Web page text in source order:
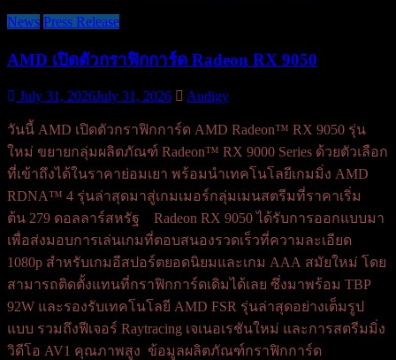
News Press Release
AMD เปิดตัวกราฟิกการ์ด Radeon RX 9050
July 31, 2026July 31, 2026 Audigy
วันนี้ AMD เปิดตัวกราฟิกการ์ด AMD Radeon™ RX 9050 รุ่น
ใหม่ ขยายกลุ่มผลิตภัณฑ์ Radeon™ RX 9000 Series ด้วยตัวเลือก
ที่เข้าถึงได้ในราคาย่อมเยา พร้อมนำเทคโนโลยีเกมมิ่ง AMD
RDNA™ 4 รุ่นล่าสุดมาสู่เกมเมอร์กลุ่มเมนสตรีมที่ราคาเริ่ม
ต้น 279 ดอลลาร์สหรัฐ Radeon RX 9050 ได้รับการออกแบบมา
เพื่อส่งมอบการเล่นเกมที่ตอบสนองรวดเร็วที่ความละเอียด
1080p สำหรับเกมอีสปอร์ตยอดนิยมและเกม AAA สมัยใหม่ โดย
สามารถติดตั้งแทนที่กราฟิกการ์ดเดิมได้เลย ซึ่งมาพร้อม TBP
92W และรองรับเทคโนโลยี AMD FSR รุ่นล่าสุดอย่างเต็มรูป
แบบ รวมถึงฟีเจอร์ Raytracing เจเนอเรชันใหม่ และการสตรีมมิ่ง
วิดีโอ AV1 คุณภาพสูง ข้อมูลผลิตภัณฑ์กราฟิกการ์ด